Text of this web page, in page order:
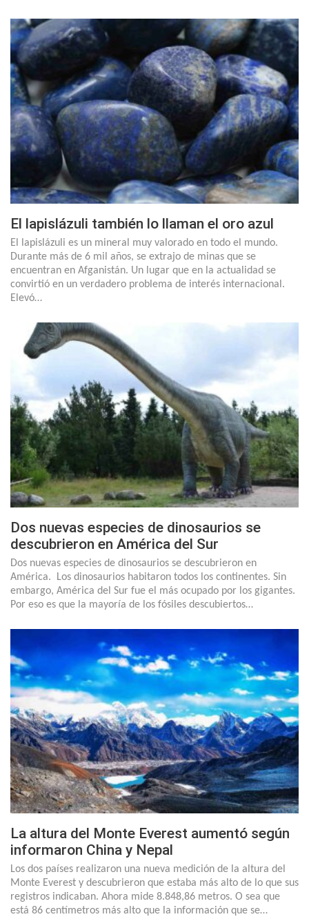
El lapislázuli también lo llaman el oro azul
El lapislázuli es un mineral muy valorado en todo el mundo.
Durante más de 6 mil años, se extrajo de minas que se
encuentran en Afganistán. Un lugar que en la actualidad se
convirtió en un verdadero problema de interés internacional.
Elevó…
Dos nuevas especies de dinosaurios se
descubrieron en América del Sur
Dos nuevas especies de dinosaurios se descubrieron en
América. Los dinosaurios habitaron todos los continentes. Sin
embargo, América del Sur fue el más ocupado por los gigantes.
Por eso es que la mayoría de los fósiles descubiertos…
La altura del Monte Everest aumentó según
informaron China y Nepal
Los dos países realizaron una nueva medición de la altura del
Monte Everest y descubrieron que estaba más alto de lo que sus
registros indicaban. Ahora mide 8.848,86 metros. O sea que
está 86 centímetros más alto que la información que se…